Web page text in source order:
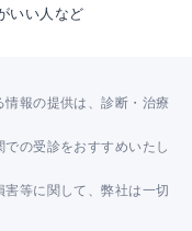
いい人など
報の提供は、診断・治療
の受診をおすすめいたし
等に関して、弊社は一切